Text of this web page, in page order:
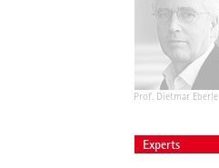
Prof. Dietmar Eberle
Experts